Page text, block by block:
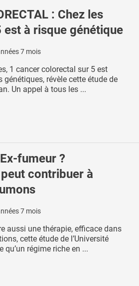
: Chez les
est à risque génétique
7 mois
1 cancer colorectal sur 5 est
révèle cette étude de
Un appel à tous les ...
fumeur ?
contribuer à
7 mois
aussi une thérapie, efficace dans
cette étude de l’Université
régime riche en ...